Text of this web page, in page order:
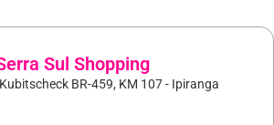
Sul Shopping
BR-459, KM 107 - Ipiranga